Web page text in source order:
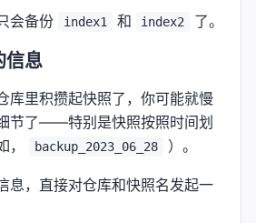
会备份 index1 和 index2 了。
信息
库里积攒起快照了，你可能就慢
节了——特别是快照按照时间划
，
backup_2023_06_28 ）。
息，直接对仓库和快照名发起一